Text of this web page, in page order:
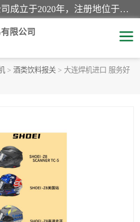
上海青禾贸易有限公司成立于2020年，注册地位于上海市宝山区。经营范围包括：机械设备、五金制品、劳防用品、电子产品、塑胶制品、家具、模具、纺织品、仪器仪表、建筑材料、装饰材料、化工产品、金属制品、机车配件等货物进出口报关、清关服务。
限公司
> 酒类饮料报关 > 大连焊机进口 服务好
进口杂货清关
机床进口清关